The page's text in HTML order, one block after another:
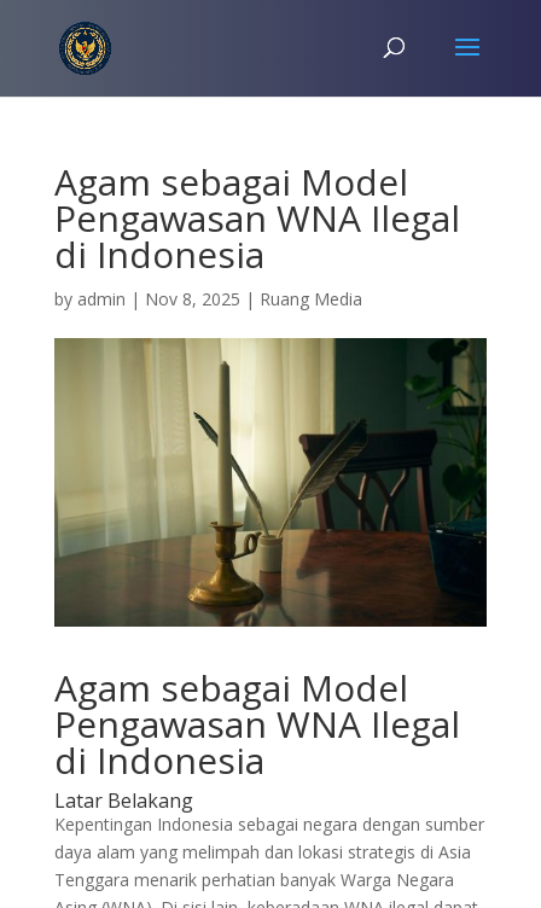
Agam sebagai Model
Pengawasan WNA Ilegal
di Indonesia
by admin | Nov 8, 2025 | Ruang Media
Agam sebagai Model
Pengawasan WNA Ilegal
di Indonesia
Latar Belakang
Kepentingan Indonesia sebagai negara dengan sumber
daya alam yang melimpah dan lokasi strategis di Asia
Tenggara menarik perhatian banyak Warga Negara